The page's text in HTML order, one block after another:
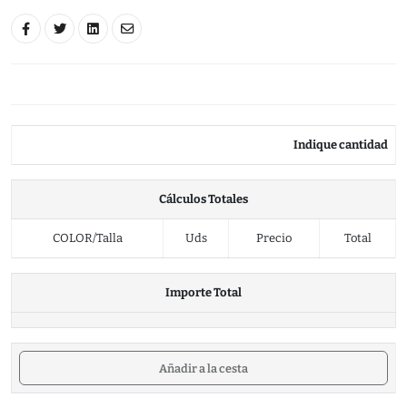
Indique cantidad
Cálculos Totales
COLOR/Talla Uds Precio Total
Importe Total
Añadir a la cesta